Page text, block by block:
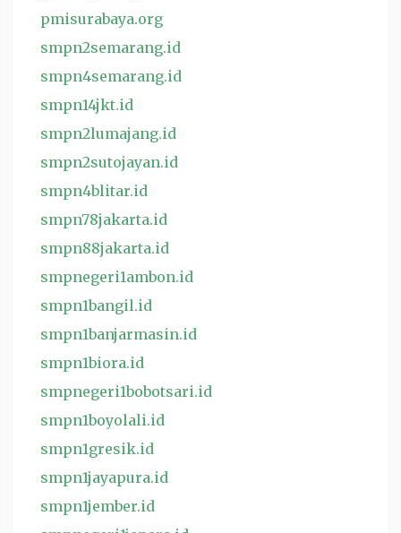
pmisurabaya.org
smpn2semarang.id
smpn4semarang.id
smpn14jkt.id
smpn2lumajang.id
smpn2sutojayan.id
smpn4blitar.id
smpn78jakarta.id
smpn88jakarta.id
smpnegeri1ambon.id
smpn1bangil.id
smpn1banjarmasin.id
smpn1biora.id
smpnegeri1bobotsari.id
smpn1boyolali.id
smpn1gresik.id
smpn1jayapura.id
smpn1jember.id